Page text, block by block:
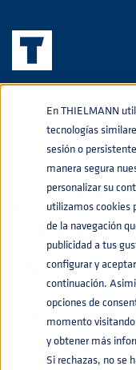
En THIELMANN
tecnologías
sesión o
manera segura
personalizar su
utilizamos cookies
de la navegación
publicidad a tus
configurar y
continuación.
opciones de
momento
y obtener más
Si rechazas, no se
INOXIDABLE TAMBIÉN SON
¿SABÍA
SON
SIDRA?